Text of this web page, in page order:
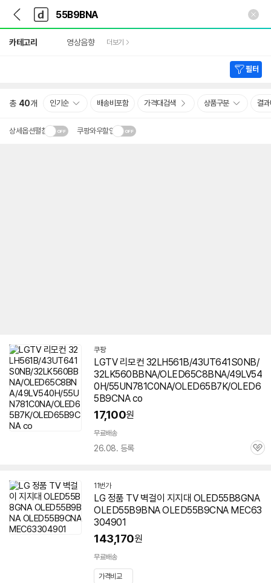
다
나
와
가
기
다
와
메
인
카테고리 영상음향 더보기
필터
총 40개 인기순 배송비포함 가격대검색 상품구분 결
상세옵션펼침 쿠팡와우할인
쿠팡
LGTV 리모컨 32LH561B/43UT641S0NB/
32LK560BBNA/OLED65C8BNA/49LV54
0H/55UN781C0NA/OLED65B7K/OLED6
5B9CNA co
17,100원
무료배송
26.08. 등록
관
11번가
LG 정품 TV 벽걸이 지지대 OLED55B8GNA
OLED55B9BNA OLED55B9CNA MEC63
304901
143,170원
무료배송
가격비교